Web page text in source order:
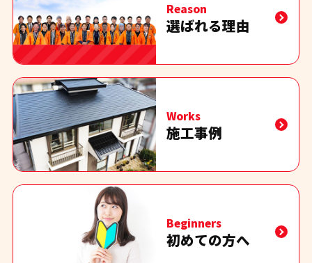
Reason
選ばれる理由
Works
施工事例
Beginners
初めての方へ